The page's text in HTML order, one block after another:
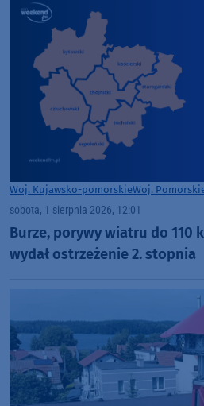
Woj. Kujawsko-pomorskieWoj.
sobota, 1 sierpnia 2026, 12:01
Burze, porywy wiatru do 110
wydał ostrzeżenie 2. stopnia